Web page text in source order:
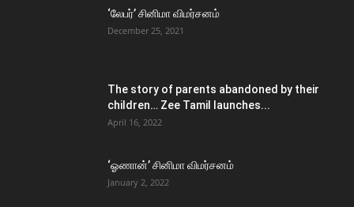
‘லேபர்’ சினிமா விமர்சனம்
December 25, 2021
The story of parents abandoned by their
children… Zee Tamil launches...
April 16, 2022
‘ஓணான்’ சினிமா விமர்சனம்
January 2, 2022